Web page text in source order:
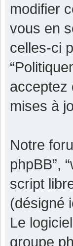
modifier
vous en
celles-ci
acceptez
mises à
Notre
phpBB”,
script
(désigné
Le
groupe